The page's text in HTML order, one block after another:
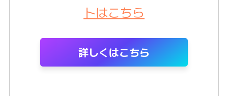
トはこちら
詳しくはこちら